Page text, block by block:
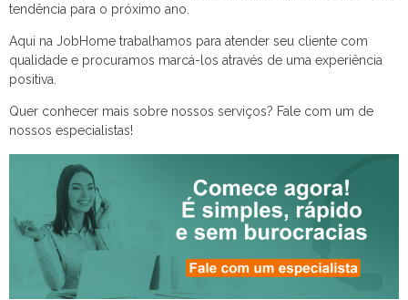
tendência para o próximo ano.
Aqui na JobHome trabalhamos para atender seu cliente com
qualidade e procuramos marcá-los através de uma experiência
positiva.
Quer conhecer mais sobre nossos serviços? Fale com um de
nossos especialistas!